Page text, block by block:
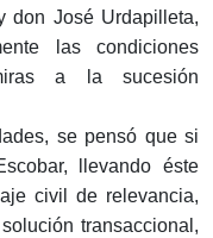
don José Urda­pilleta,
las con­diciones
a la suce­sión
se pensó que si
llevando éste
civil de re­levancia,
transaccional,